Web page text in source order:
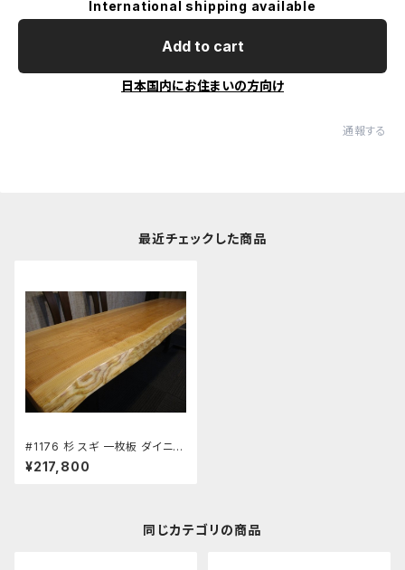
International shipping available
Add to cart
日本国内にお住まいの方向け
通報する
最近チェックした商品
#1176 杉 スギ 一枚板 ダイニン
グテーブル ワーキングデスク 座
卓 長さ222.5㎝ 幅66～70～7
¥217,800
同じカテゴリの商品